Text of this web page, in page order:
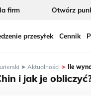
firm Otwórz
przesyłek Cennik
➤ Aktualności ➤ Ile
i jak je